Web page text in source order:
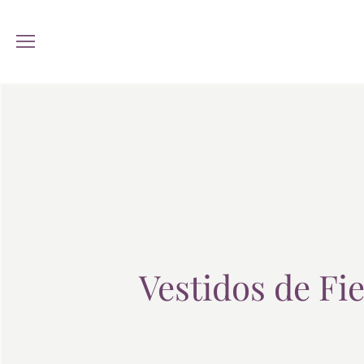
Vestidos de